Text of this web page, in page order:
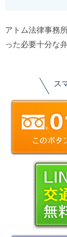
アトム法律事務
った必要十分な
ス